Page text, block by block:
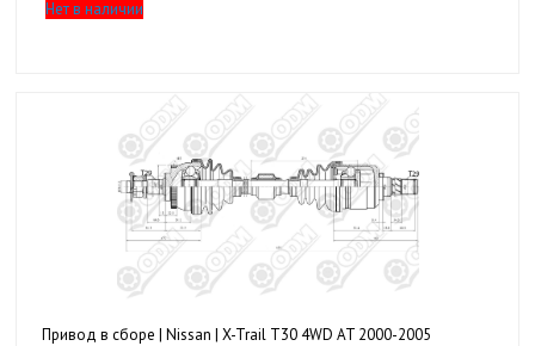
Нет в наличии
Привод в сборе | Nissan | X-Trail T30 4WD AT 2000-2005